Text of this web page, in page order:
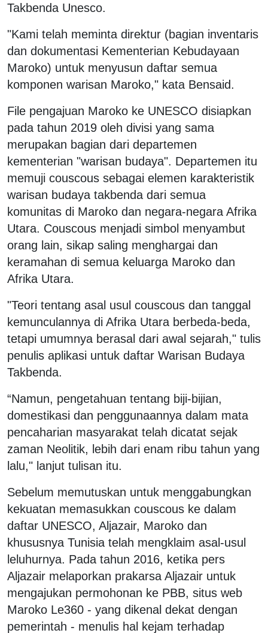
Takbenda Unesco.
"Kami telah meminta direktur (bagian inventaris
dan dokumentasi Kementerian Kebudayaan
Maroko) untuk menyusun daftar semua
komponen warisan Maroko," kata Bensaid.
File pengajuan Maroko ke UNESCO disiapkan
pada tahun 2019 oleh divisi yang sama
merupakan bagian dari departemen
kementerian "warisan budaya". Departemen itu
memuji couscous sebagai elemen karakteristik
warisan budaya takbenda dari semua
komunitas di Maroko dan negara-negara Afrika
Utara. Couscous menjadi simbol menyambut
orang lain, sikap saling menghargai dan
keramahan di semua keluarga Maroko dan
Afrika Utara.
"Teori tentang asal usul couscous dan tanggal
kemunculannya di Afrika Utara berbeda-beda,
tetapi umumnya berasal dari awal sejarah," tulis
penulis aplikasi untuk daftar Warisan Budaya
Takbenda.
“Namun, pengetahuan tentang biji-bijian,
domestikasi dan penggunaannya dalam mata
pencaharian masyarakat telah dicatat sejak
zaman Neolitik, lebih dari enam ribu tahun yang
lalu," lanjut tulisan itu.
Sebelum memutuskan untuk menggabungkan
kekuatan memasukkan couscous ke dalam
daftar UNESCO, Aljazair, Maroko dan
khususnya Tunisia telah mengklaim asal-usul
leluhurnya. Pada tahun 2016, ketika pers
Aljazair melaporkan prakarsa Aljazair untuk
mengajukan permohonan ke PBB, situs web
Maroko Le360 - yang dikenal dekat dengan
pemerintah - menulis hal kejam terhadap